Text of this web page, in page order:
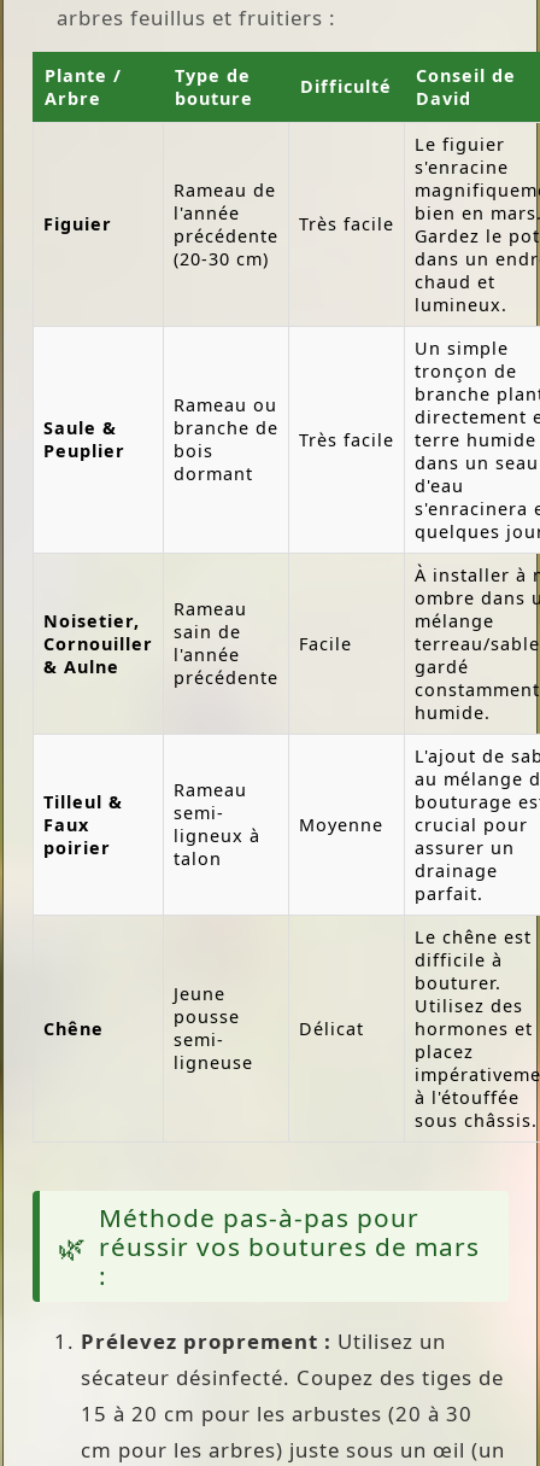
arbres feuillus et fruitiers :
Plante /
Arbre
Type de
bouture
Difficulté
Conseil de
David
Figuier
Rameau de
l'année
précédente
(20-30 cm)
Très facile
Le figuier
s'enracine
bien en
Gardez le pot
dans un
chaud et
lumineux.
Saule &
Peuplier
Rameau ou
branche de
bois
dormant
Très facile
Un simple
tronçon de
branche
directement
terre
dans un seau
d'eau
s'enracinera
quelques
Noisetier,
Cornouiller
& Aulne
Rameau
sain de
l'année
précédente
Facile
À installer à
ombre dans
mélange
terreau/sable
gardé
constamment
humide.
Tilleul &
Faux
poirier
Rameau
semi-
ligneux à
talon
Moyenne
L'ajout de
au mélange
bouturage
crucial pour
assurer un
drainage
parfait.
Chêne
Jeune
pousse
semi-
ligneuse
Délicat
Le chêne est
difficile à
bouturer.
Utilisez des
hormones et
placez
à l'étouffée
sous châssis.
Méthode pas-à-pas pour
réussir vos boutures de mars
:
Prélevez proprement : Utilisez un
sécateur désinfecté. Coupez des tiges de
15 à 20 cm pour les arbustes (20 à 30
cm pour les arbres) juste sous un œil (un